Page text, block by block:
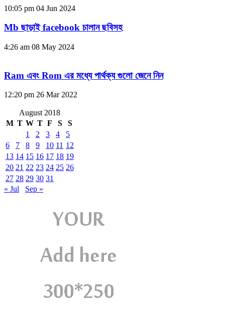
10:05 pm 04 Jun 2024
Mb ছাড়াই facebook চালান ছবিসহ
4:26 am 08 May 2024
Ram এবং Rom এর মধ্যে পার্থক্য গুলো জেনে নিন
12:20 pm 26 Mar 2022
August 2018
M T W T F S
S
1
2 3 4
5
6
7 8 9 10 11 12
13 14 15 16 17 18 19
20 21 22 23 24 25 26
27 28 29 30 31
« Jul
Sep »